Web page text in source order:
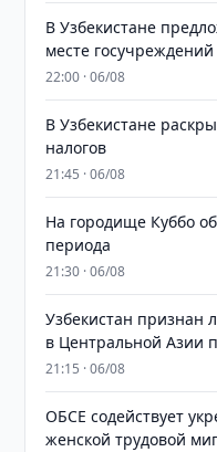
В Узбекистане
месте госучреждений
22:00 · 06/08
В Узбекистане
налогов
21:45 · 06/08
На городище Куббо
периода
21:30 · 06/08
Узбекистан признан
в Центральной Азии
21:15 · 06/08
ОБСЕ содействует
женской трудовой